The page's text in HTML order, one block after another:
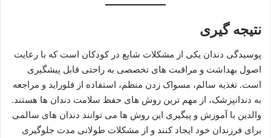
نتیجه گیری
پوسیدگی دندان یکی از مشکلات شایع در کودکان است که با رعایت
اصول بهداشت و مراقبت های تخصصی به راحتی قابل پیشگیری
است. تغذیه سالم، مسواک زدن منظم، استفاده از فلوراید و مراجعه
به دندانپزشک، از مهم ترین روش های حفظ سلامت دندان ها هستند.
والدین با آموزش و پیگیری این روش ها می توانند دندان های سالمی
برای فرزندان خود ایجاد کنند و از مشکلات طولانی مدت جلوگیری